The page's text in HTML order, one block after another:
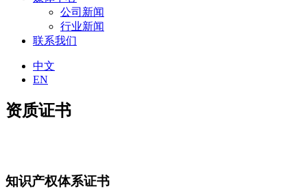
公司新闻
行业新闻
联系我们
中文
EN
资质证书
知识产权体系证书